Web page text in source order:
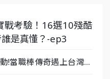
戰考驗！16選10殘酷
是真懂？-ep3
!當職棒傳奇遇上台灣女